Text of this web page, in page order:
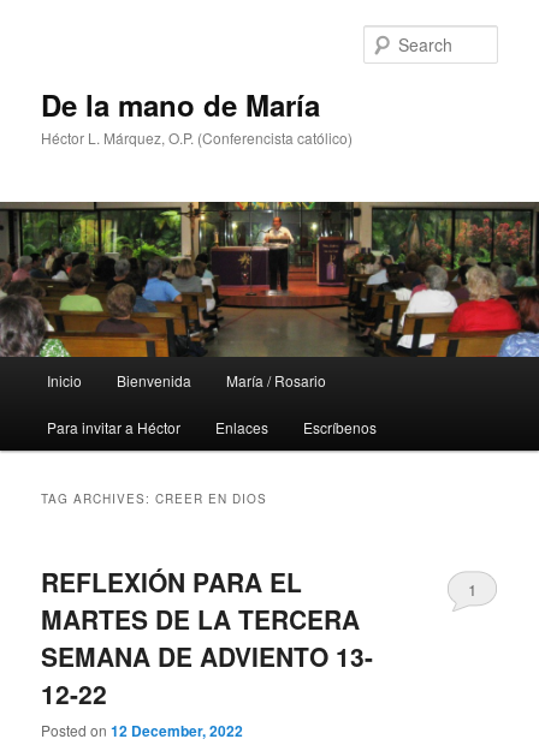
De la mano de María
Héctor L. Márquez, O.P. (Conferencista católico)
Inicio Bienvenida María / Rosario
Para invitar a Héctor Enlaces Escríbenos
TAG ARCHIVES:CREER EN DIOS
REFLEXIÓN PARA EL
MARTES DE LA TERCERA
SEMANA DE ADVIENTO 13-
12-22
Posted on12 December, 2022
1